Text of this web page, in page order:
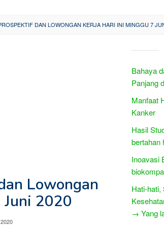
DAN LOWONGAN KERJA HARI INI MINGGU 7
Lowongan
2020
Bahaya
Panjang
Manfaat
Kanker
Hasil
bertahan
Inoavasi
Hati-hati,
→ Yang